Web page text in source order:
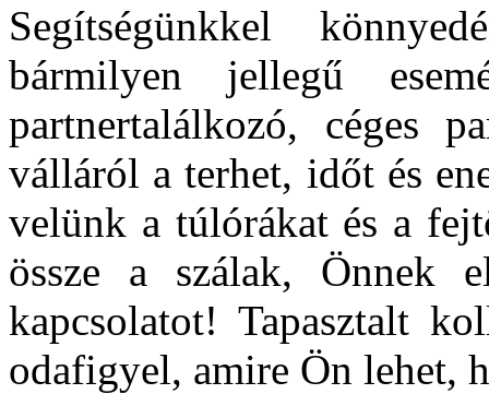
Segítségünkkel
bármilyen jellegű
partnertalálkozó, céges
válláról a terhet, időt és
velünk a túlórákat és a
össze a szálak, Önnek
kapcsolatot! Tapasztalt
odafigyel, amire Ön lehet,